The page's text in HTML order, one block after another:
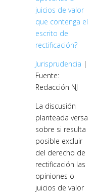
juicios de valor
que contenga el
escrito de
rectificación?
Jurisprudencia |
Fuente:
Redacción NJ
La discusión
planteada versa
sobre si resulta
posible excluir
del derecho de
rectificación las
opiniones o
juicios de valor